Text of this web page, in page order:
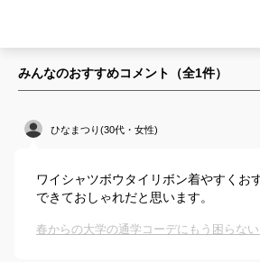
みんなのおすすめコメント（全1件）
ひなまつり(30代・女性)
ワイシャツボウタイリボン着やすくお
できておしゃれだと思います。